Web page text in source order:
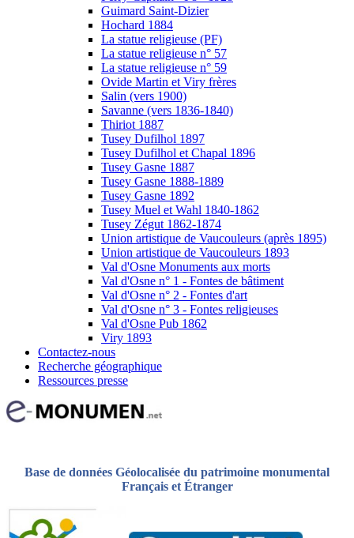
Guimard Saint-Dizier
Hochard 1884
La statue religieuse (PF)
La statue religieuse n° 57
La statue religieuse n° 59
Ovide Martin et Viry frères
Salin (vers 1900)
Savanne (vers 1836-1840)
Thiriot 1887
Tusey Dufilhol 1897
Tusey Dufilhol et Chapal 1896
Tusey Gasne 1887
Tusey Gasne 1888-1889
Tusey Gasne 1892
Tusey Muel et Wahl 1840-1862
Tusey Zégut 1862-1874
Union artistique de Vaucouleurs (après 1895)
Union artistique de Vaucouleurs 1893
Val d'Osne Monuments aux morts
Val d'Osne n° 1 - Fontes de bâtiment
Val d'Osne n° 2 - Fontes d'art
Val d'Osne n° 3 - Fontes religieuses
Val d'Osne Pub 1862
Viry 1893
Contactez-nous
Recherche géographique
Ressources presse
Base de données Géolocalisée du patrimoine monumental
Français et Étranger